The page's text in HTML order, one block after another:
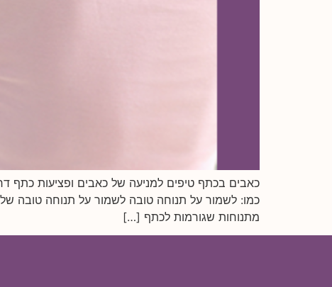
כאבים בכתף טיפים למניעה של כאבים ופציעות כתף
כמו: לשמור על תנוחה טובה לשמור על תנוחה טובה
מתנוחות שגורמות לכתף […]